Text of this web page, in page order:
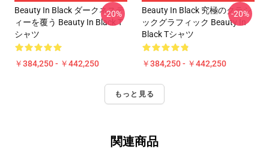
Beauty In Black ダークネステ
ィーを覆う Beauty In Black T
シャツ
￥384,250 - ￥442,250
-20%
Beauty In Black 究極のクラシ
ックグラフィック Beauty In
Black Tシャツ
￥384,250 - ￥442,250
-20%
もっと見る
関連商品